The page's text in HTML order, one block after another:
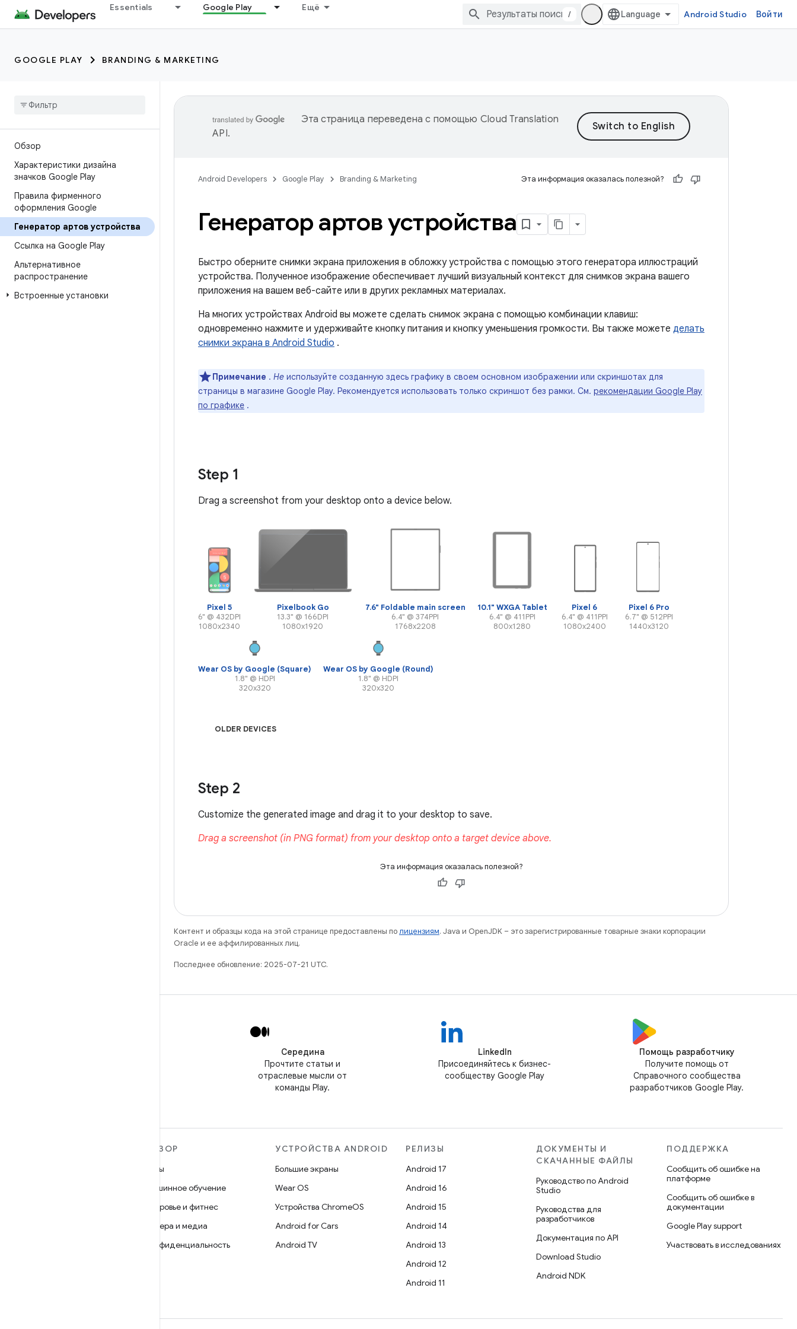
Essentials Google Play Ещё
/ Android Studio Войти
GOOGLE PLAY BRANDING & MARKETING
Обзор
Характеристики дизайна
значков Google Play
Правила фирменного
оформления Google
Генератор артов устройства
Ссылка на Google Play
Альтернативное
распространение
Встроенные установки
Эта страница переведена с помощью Cloud Translation
API.
Android Developers Google Play Branding & Marketing Эта информация оказалась полезной?
Генератор артов устройства
Быстро оберните снимки экрана приложения в обложку устройства с помощью этого генератора иллюстраций
устройства. Полученное изображение обеспечивает лучший визуальный контекст для снимков экрана вашего
приложения на вашем веб-сайте или в других рекламных материалах.
На многих устройствах Android вы можете сделать снимок экрана с помощью комбинации клавиш:
одновременно нажмите и удерживайте кнопку питания и кнопку уменьшения громкости. Вы также можете делать
снимки экрана в Android Studio .
Примечание . Не используйте созданную здесь графику в своем основном изображении или скриншотах для
страницы в магазине Google Play. Рекомендуется использовать только скриншот без рамки. См. рекомендации Google Play
по графике .
Эта информация оказалась полезной?
Контент и образцы кода на этой странице предоставлены полицензиям. Java и OpenJDK – это зарегистрированные товарные знаки корпорации
Oracle и ее аффилированных лиц.
Последнее обновление: 2025-07-21 UTC.
Середина
Прочтите статьи и
отраслевые мысли от
команды Play.
LinkedIn
Присоединяйтесь к бизнес-
сообществу Google Play
Помощь разработчику
Получите помощь от
Справочного сообщества
разработчиков Google Play.
ОБЗОР
Игры
Машинное обучение
Здоровье и фитнес
Камера и медиа
Конфиденциальность
УСТРОЙСТВА ANDROID
Большие экраны
Wear OS
Устройства ChromeOS
Android for Cars
Android TV
РЕЛИЗЫ
Android 17
Android 16
Android 15
Android 14
Android 13
Android 12
Android 11
ДОКУМЕНТЫ И
СКАЧАННЫЕ ФАЙЛЫ
Руководство по Android
Studio
Руководства для
разработчиков
Документация по API
Download Studio
Android NDK
ПОДДЕРЖКА
Сообщить об ошибке на
платформе
Сообщить об ошибке в
документации
Google Play support
Участвовать в исследованиях